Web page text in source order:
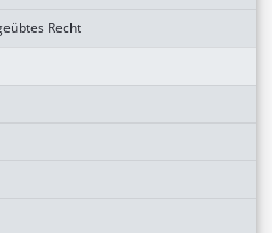
Recht